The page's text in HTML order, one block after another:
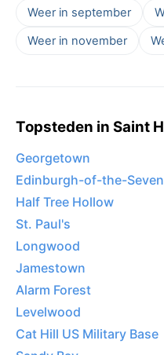
Weer in september
Weer in november
Topsteden in Saint
Georgetown
Edinburgh-of-the-
Half Tree Hollow
St. Paul's
Longwood
Jamestown
Alarm Forest
Levelwood
Cat Hill US Military Base